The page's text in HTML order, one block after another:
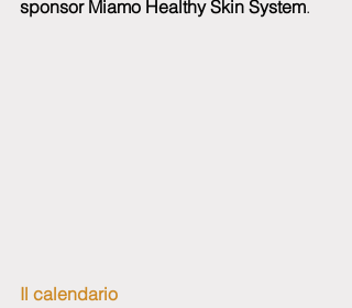
sponsor Miamo Healthy Skin System.
Il calendario